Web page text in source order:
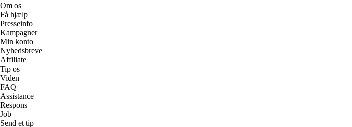
Om os
Få hjælp
Presseinfo
Kampagner
Min konto
Nyhedsbreve
Affiliate
Tip os
Viden
FAQ
Assistance
Respons
Job
Send et tip